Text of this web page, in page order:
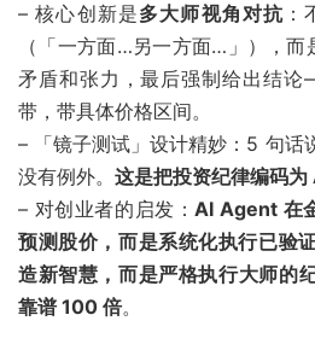
– 核心创新是多大师视角对抗
（「一方面…另一方面…」），
矛盾和张力，最后强制给出结
带，带具体价格区间。
– 「镜子测试」设计精妙：5 句话
没有例外。 这是把投资纪律编码
– 对创业者的启发：AI Agent 在
预测股价，而是系统化执行已验
造新智慧，而是严格执行大师的
靠谱 100 倍。